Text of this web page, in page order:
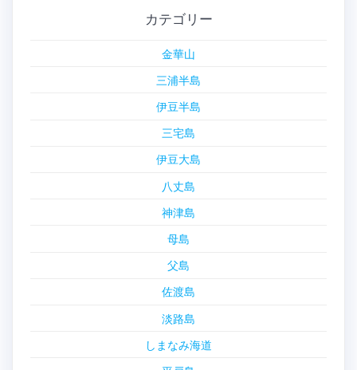
カテゴリー
金華山
三浦半島
伊豆半島
三宅島
伊豆大島
八丈島
神津島
母島
父島
佐渡島
淡路島
しまなみ海道